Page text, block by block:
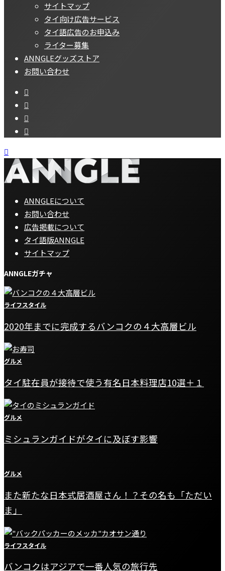
サイトマップ
タイ向け広告サービス
タイ語広告のお申込み
ライター募集
ANNGLEグッズストア
お問い合わせ
ANNGLEについて
お問い合わせ
広告掲載について
タイ語版ANNGLE
サイトマップ
ANNGLEガチャ
ライフスタイル
2020年までに完成するバンコクの４大高層ビル
グルメ
タイ駐在員が接待で使う有名日本料理店10選＋１
グルメ
ミシュランガイドがタイに及ぼす影響
グルメ
また新たな日本式居酒屋さん！？その名も「ただい
ま」
ライフスタイル
バンコクはアジアで一番人気の旅行先